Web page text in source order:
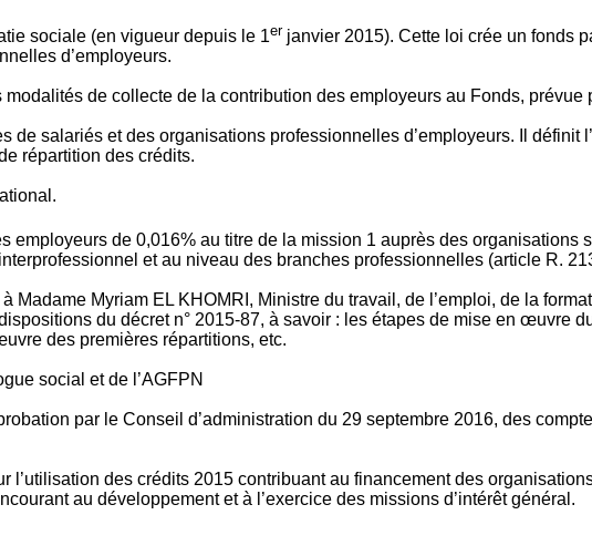
sociale (en vigueur depuis le 1er janvier 2015). Cette loi crée un fonds
d’employeurs.
de collecte de la contribution des employeurs au Fonds, prévue
salariés et des organisations professionnelles d’employeurs. Il définit
répartition des crédits.
employeurs de 0,016% au titre de la mission 1 auprès des organisations
et au niveau des branches professionnelles (article R.
Myriam EL KHOMRI, Ministre du travail, de l’emploi, de la
du décret n° 2015-87, à savoir : les étapes de mise en œuvre
des premières répartitions, etc.
social et de l’AGFPN
par le Conseil d’administration du 29 septembre 2016, des
des crédits 2015 contribuant au financement des
au développement et à l’exercice des missions d’intérêt général.